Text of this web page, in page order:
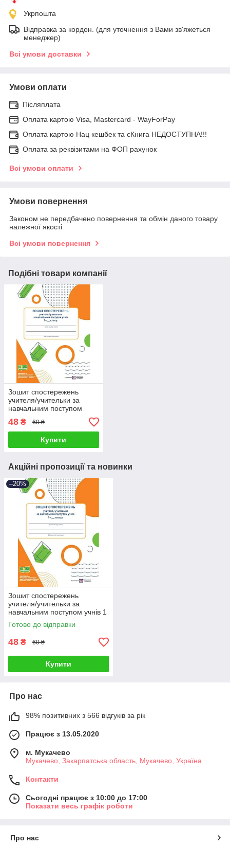
Укрпошта
Відправка за кордон. (для уточнення з Вами зв'яжеться
менеджер)
Всі умови доставки
Умови оплати
Післяплата
Оплата картою Visa, Mastercard - WayForPay
Оплата картою Нац кешбек та єКнига НЕДОСТУПНА!!!
Оплата за реквізитами на ФОП рахунок
Всі умови оплати
Умови повернення
Законом не передбачено повернення та обмін даного товару
належної якості
Всі умови повернення
Подібні товари компанії
Зошит спостережень
учителя/учительки за
навчальним поступом
учнів 1 класу.
48 ₴ 60 ₴
Купити
Акційні пропозиції та новинки
–20%
Зошит спостережень
учителя/учительки за
навчальним поступом учнів 1
класу.
Готово до відправки
48 ₴ 60 ₴
Купити
Про нас
98% позитивних з 566 відгуків за рік
Працює з 13.05.2020
м. Мукачево
Мукачево, Закарпатська область, Мукачево, Україна
Контакти
Сьогодні працює з 10:00 до 17:00
Показати весь графік роботи
Про нас